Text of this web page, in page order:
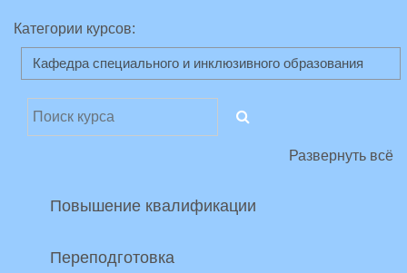
Категории курсов:
Поиск курса
Развернуть всё
Повышение квалификации
Переподготовка